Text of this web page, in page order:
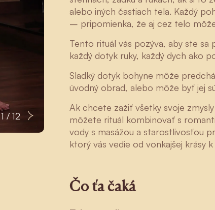
Zuzana
1 / 12
alebo iných častiach tela. Každý
– pripomienka, že aj cez telo
Tento rituál vás pozýva, aby ste
každý dotyk ruky, každý dych ako
Sladký dotyk bohyne môže
úvodný obrad, alebo môže byť jej
Ak chcete zažiť všetky svoje
môžete rituál kombinovať s
vody s masážou a starostlivosťou
ktorý vás vedie od vonkajšej krásy
Čo ťa čaká